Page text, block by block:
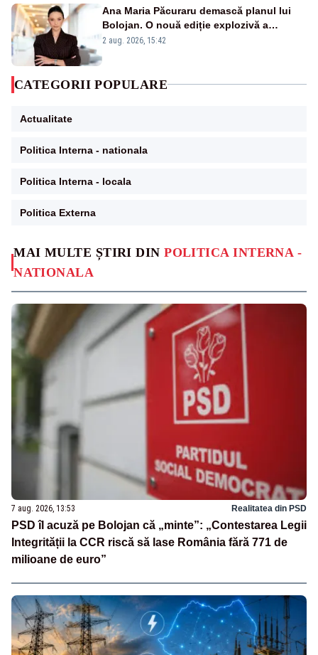
MAI MULTE ȘTIRI DINPOLITICA INTERNA -
NATIONALA
7 aug. 2026, 13:53 Realitatea din PSD
PSD îl acuză pe Bolojan că „minte”: „Contestarea Legii
Integrității la CCR riscă să lase România fără 771 de
milioane de euro”
Ana Maria Păcuraru demască planul lui
Bolojan. O nouă ediție explozivă a
emisiunii „Miza Zilei” la Realitatea PLUS
2 aug. 2026, 15:42
CATEGORII POPULARE
Actualitate
Politica Interna - nationala
Politica Interna - locala
Politica Externa